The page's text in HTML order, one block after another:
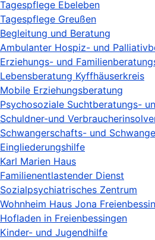
Tagespflege Ebeleben
Tagespflege Greußen
Begleitung und Beratung
Ambulanter Hospiz- und
Erziehungs- und
Lebensberatung Kyffhäuserkreis
Mobile Erziehungsberatung
Psychosoziale Suchtberatungs-
Schuldner-und
Schwangerschafts- und
Eingliederungshilfe
Karl Marien Haus
Familienentlastender Dienst
Sozialpsychiatrisches Zentrum
Wohnheim Haus Jona
Hofladen in Freienbessingen
Kinder- und Jugendhilfe